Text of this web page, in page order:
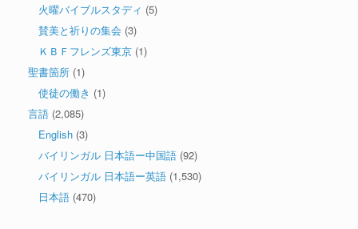
火曜バイブルスタディ (5)
賛美と祈りの集会 (3)
ＫＢＦフレンズ東京 (1)
聖書箇所 (1)
使徒の働き (1)
言語 (2,085)
English (3)
バイリンガル 日本語ー中国語 (92)
バイリンガル 日本語ー英語 (1,530)
日本語 (470)